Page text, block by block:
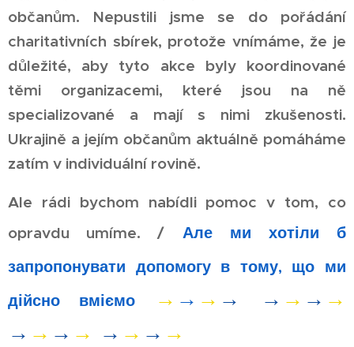
občanům. Nepustili jsme se do pořádání
charitativních sbírek, protože vnímáme, že je
důležité, aby tyto akce byly koordinované
těmi organizacemi, které jsou na ně
specializované a mají s nimi zkušenosti.
Ukrajině a jejím občanům aktuálně pomáháme
zatím v individuální rovině.
Ale rádi bychom nabídli pomoc v tom, co
opravdu umíme. /
Але ми хотіли б
запропонувати допомогу в тому, що ми
дійсно вміємо→ → → → → → → →
→ → → → → → → →